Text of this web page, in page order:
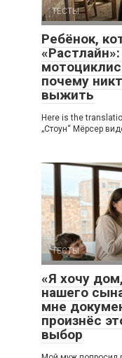
ТЕСТЫ
Ребёнок,
почему
выжить
Here is the
„Стоун“ Мёрсер
ТЕСТЫ
«Я хочу
нашего
мне
произнёс
выбор